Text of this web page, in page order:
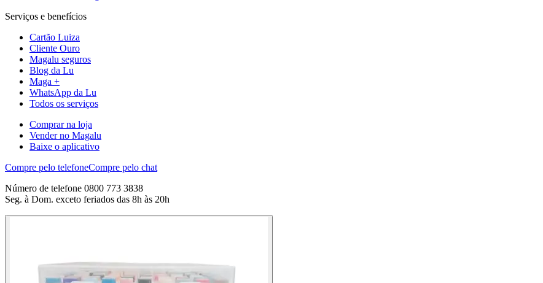
Serviços e benefícios
Cartão Luiza
Cliente Ouro
Magalu seguros
Blog da Lu
Maga +
WhatsApp da Lu
Todos os serviços
Comprar na loja
Vender no Magalu
Baixe o aplicativo
Compre pelo telefoneCompre pelo chat
Número de telefone 0800 773 3838
Seg. à Dom. exceto feriados das 8h às 20h